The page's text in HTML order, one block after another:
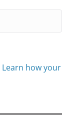
Learn how your